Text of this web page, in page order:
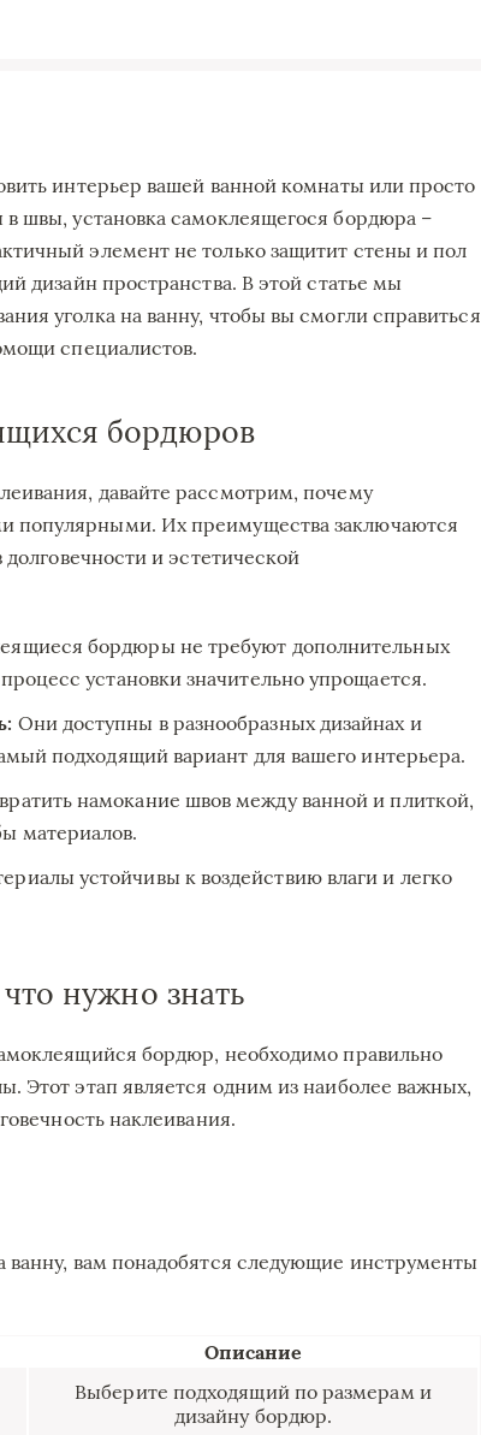
интерьер вашей ванной комнаты или просто
в швы, установка самоклеящегося бордюра –
элемент не только защитит стены и пол
дизайн пространства. В этой статье мы
уголка на ванну, чтобы вы смогли справиться
специалистов.
бордюров
давайте рассмотрим, почему
популярными. Их преимущества заключаются
и эстетической
бордюры не требуют дополнительных
установки значительно упрощается.
Они доступны в разнообразных дизайнах и
подходящий вариант для вашего интерьера.
намокание швов между ванной и плиткой,
материалов.
устойчивы к воздействию влаги и легко
нужно знать
бордюр, необходимо правильно
Этот этап является одним из наиболее важных,
наклеивания.
ванну, вам понадобятся следующие инструменты
Описание
Выберите подходящий по размерам и
дизайну бордюр.